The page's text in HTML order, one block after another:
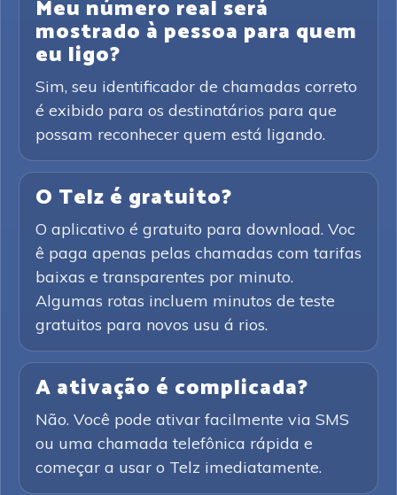
Meu número real será
mostrado à pessoa para quem
eu ligo?
Sim, seu identificador de chamadas correto
é exibido para os destinatários para que
possam reconhecer quem está ligando.
O Telz é gratuito?
O aplicativo é gratuito para download. Voc
ê paga apenas pelas chamadas com tarifas
baixas e transparentes por minuto.
Algumas rotas incluem minutos de teste
gratuitos para novos usu á rios.
A ativação é complicada?
Não. Você pode ativar facilmente via SMS
ou uma chamada telefônica rápida e
começar a usar o Telz imediatamente.